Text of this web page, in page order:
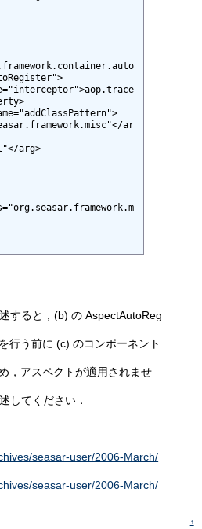
すると，(b) の AspectAutoReg
行う前に (c) のコンポーネント
，アスペクトが適用されませ
してください．
seasar-user/2006-March/
seasar-user/2006-March/
↑